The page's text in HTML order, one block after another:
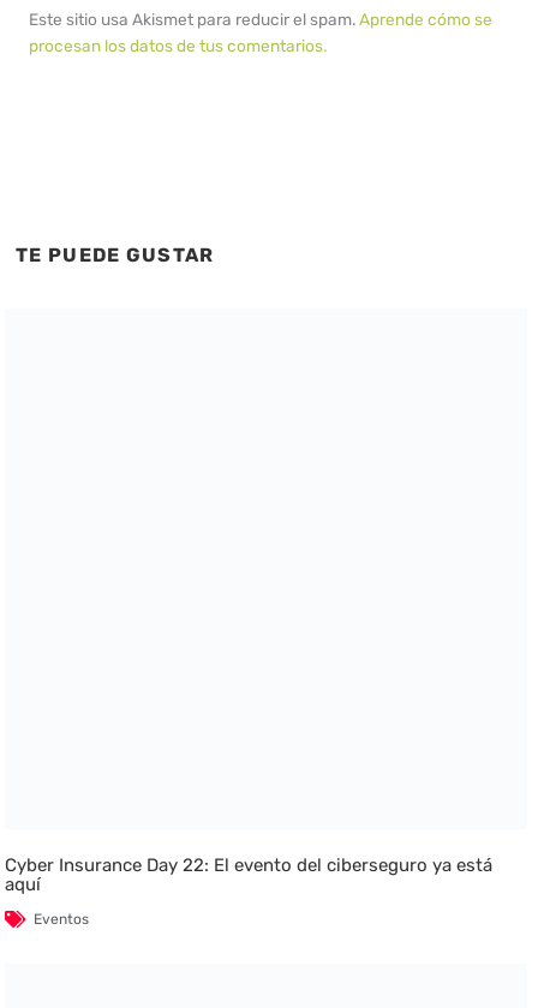
Este sitio usa Akismet para reducir el spam.Aprende cómo se
procesan los datos de tus comentarios.
TE PUEDE GUSTAR
Cyber Insurance Day 22: El evento del ciberseguro ya está
aquí
Eventos